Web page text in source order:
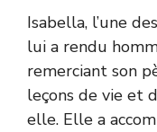
Isabella, l’une
lui a rendu
remerciant son
leçons de vie et
elle. Elle a